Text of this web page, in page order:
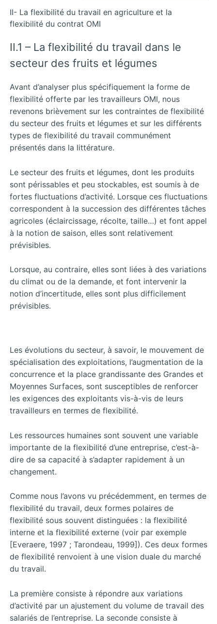
II- La flexibilité du travail en agriculture et la
flexibilité du contrat OMI
II.1 – La flexibilité du travail dans le
secteur des fruits et légumes
Avant d’analyser plus spécifiquement la forme de
flexibilité offerte par les travailleurs OMI, nous
revenons brièvement sur les contraintes de flexibilité
du secteur des fruits et légumes et sur les différents
types de flexibilité du travail communément
présentés dans la littérature.
Le secteur des fruits et légumes, dont les produits
sont périssables et peu stockables, est soumis à de
fortes fluctuations d’activité. Lorsque ces fluctuations
correspondent à la succession des différentes tâches
agricoles (éclaircissage, récolte, taille…) et font appel
à la notion de saison, elles sont relativement
prévisibles.
Lorsque, au contraire, elles sont liées à des variations
du climat ou de la demande, et font intervenir la
notion d’incertitude, elles sont plus difficilement
prévisibles.
Les évolutions du secteur, à savoir, le mouvement de
spécialisation des exploitations, l’augmentation de la
concurrence et la place grandissante des Grandes et
Moyennes Surfaces, sont susceptibles de renforcer
les exigences des exploitants vis-à-vis de leurs
travailleurs en termes de flexibilité.
Les ressources humaines sont souvent une variable
importante de la flexibilité d’une entreprise, c’est-à-
dire de sa capacité à s’adapter rapidement à un
changement.
Comme nous l’avons vu précédemment, en termes de
flexibilité du travail, deux formes polaires de
flexibilité sous souvent distinguées : la flexibilité
interne et la flexibilité externe (voir par exemple
[Everaere, 1997 ; Tarondeau, 1999]). Ces deux formes
de flexibilité renvoient à une vision duale du marché
du travail.
La première consiste à répondre aux variations
d’activité par un ajustement du volume de travail des
salariés de l’entreprise. La seconde consiste à